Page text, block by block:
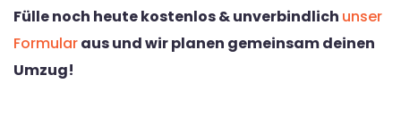
Fülle noch heute kostenlos & unverbindlich unser
Formularaus und wir planen gemeinsam deinen
Umzug!